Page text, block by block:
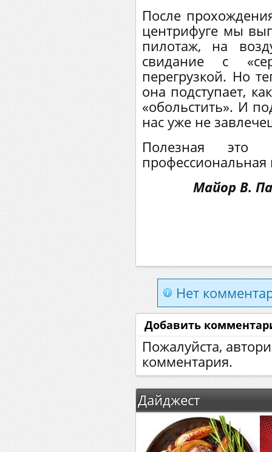
После
центрифуге мы
пилотаж, на
свидание с
перегрузкой. Но
она подступает,
«обольстить». И
нас уже не
Полезная это
профессиональная
Майор В.
Нет
Добавить
Пожалуйста,
комментария.
Дайджест